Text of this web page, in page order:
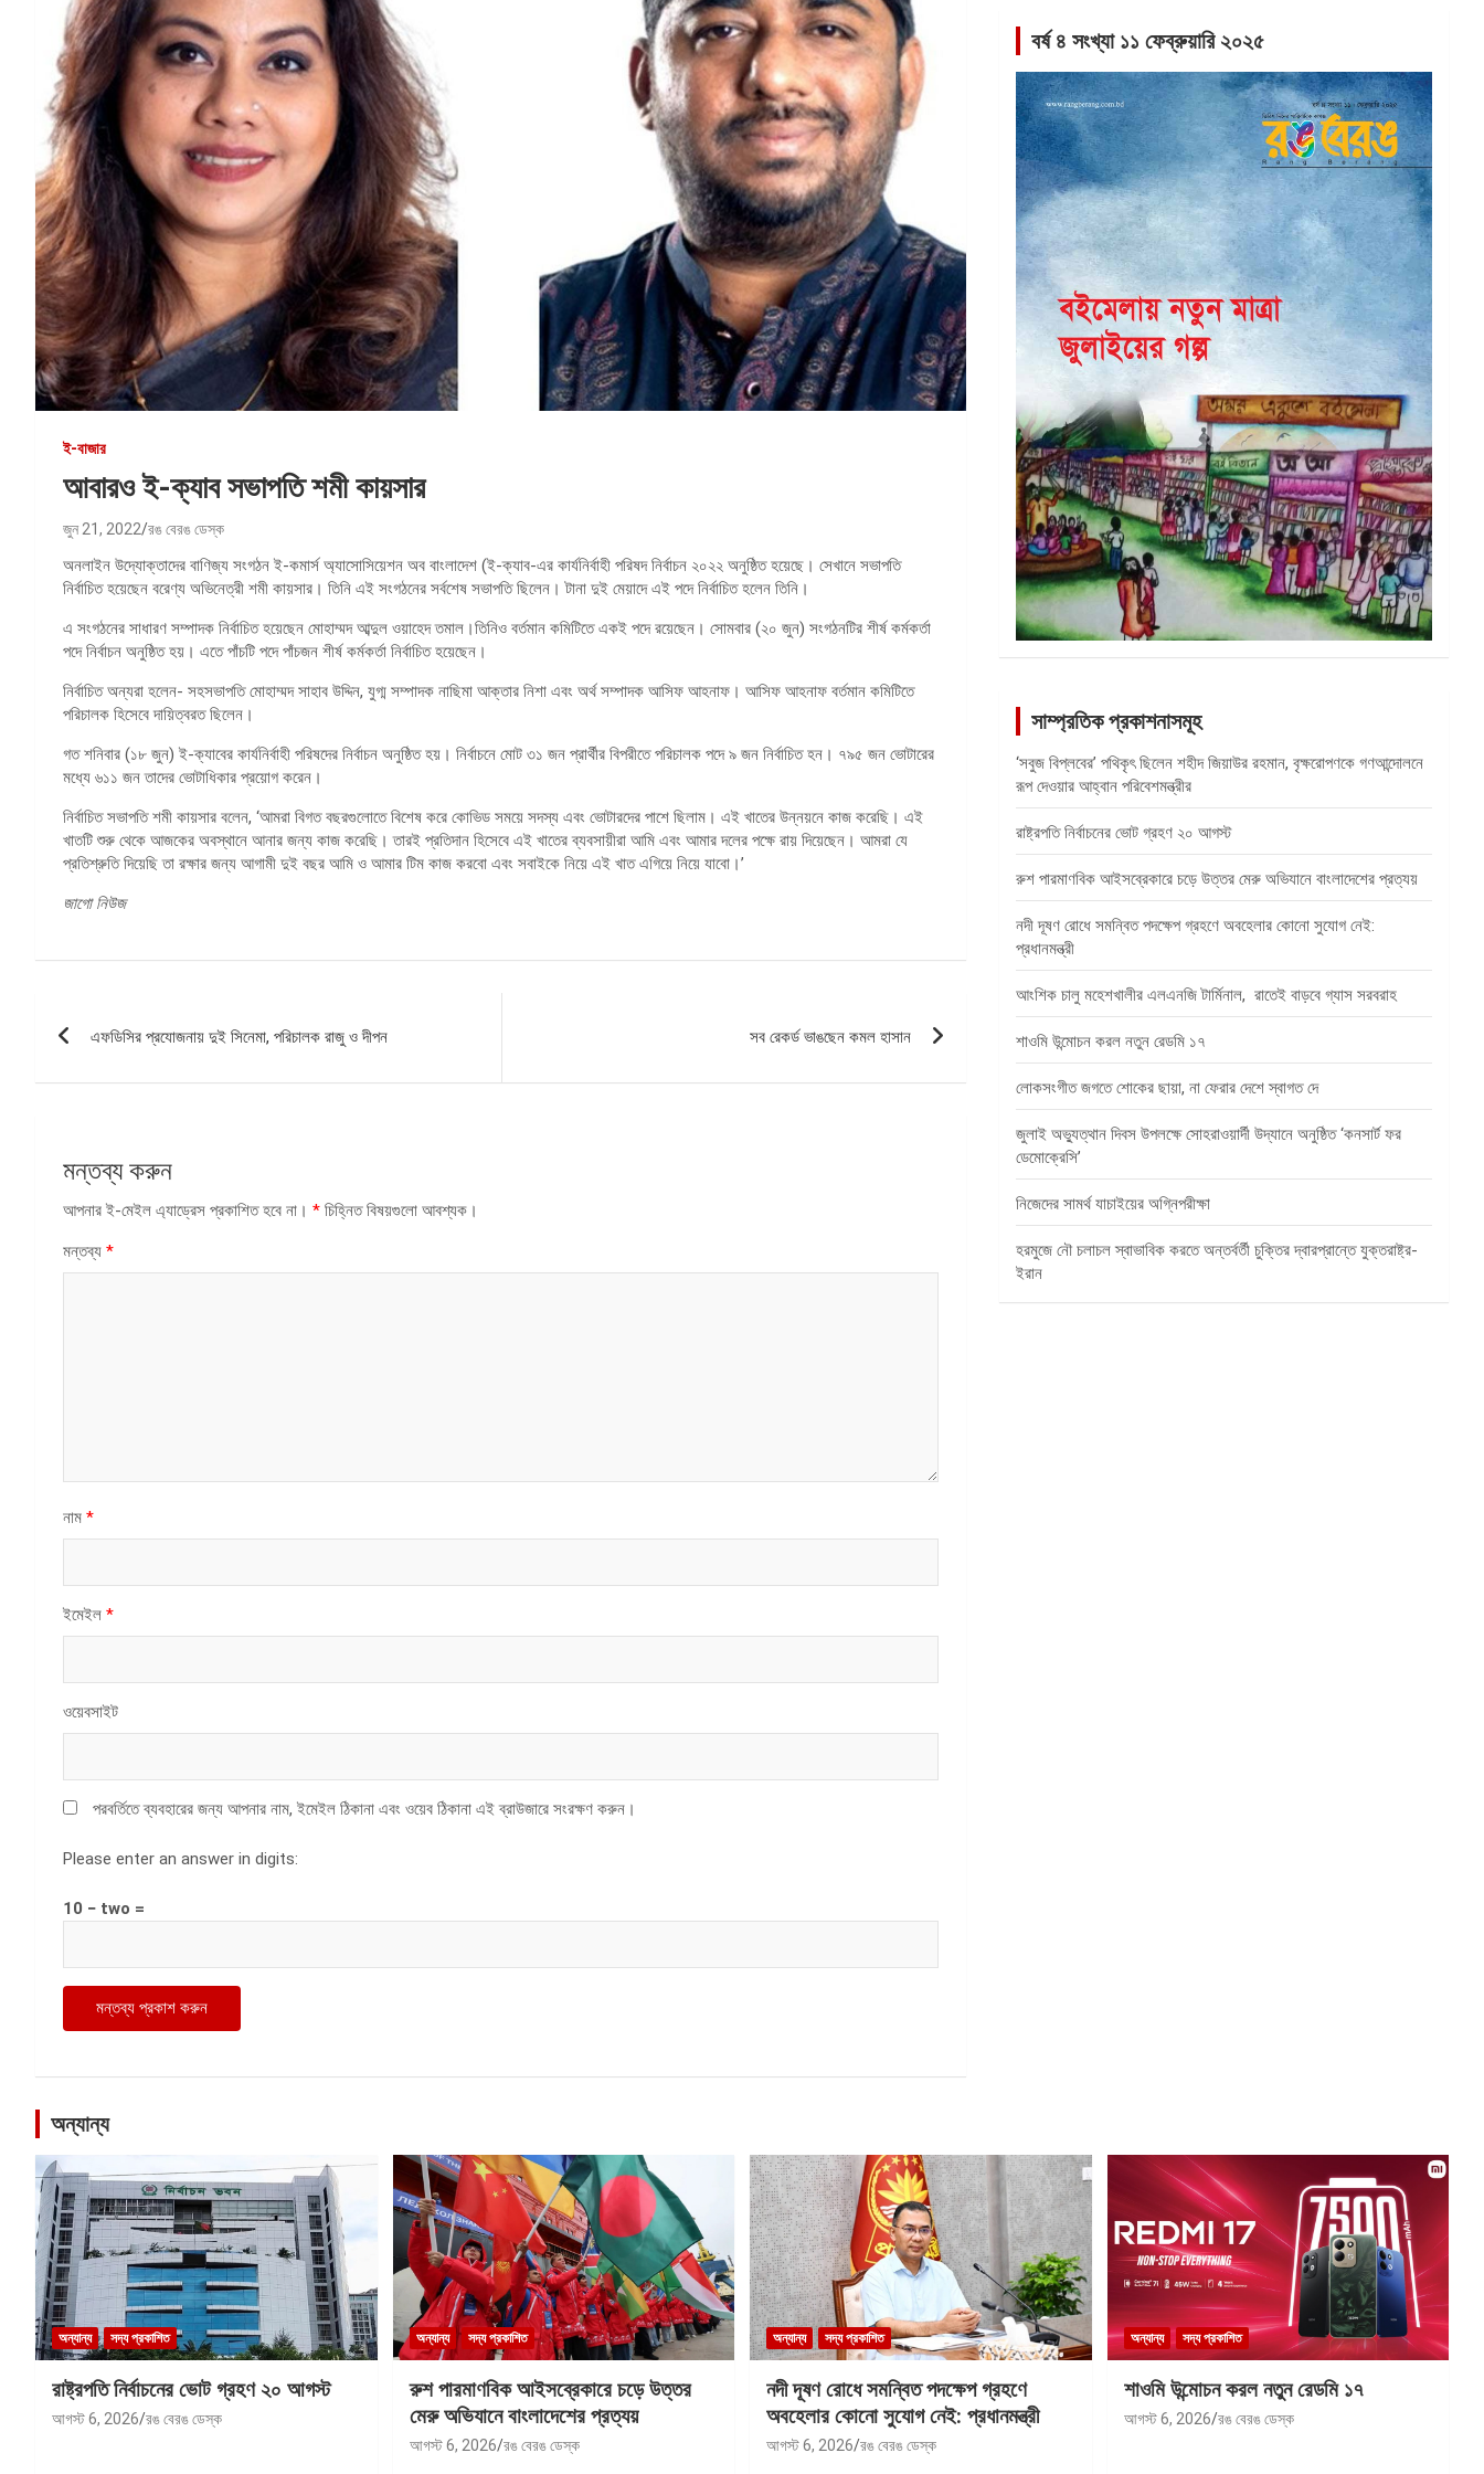
ই-বাজার
আবারও ই-ক্যাব সভাপতি শমী কায়সার
জুন 21, 2022 রঙ বেরঙ ডেস্ক
অনলাইন উদ্যোক্তাদের বাণিজ্য সংগঠন ই-কমার্স অ্যাসোসিয়েশন অব বাংলাদেশ (ই-ক্যাব-এর কার্যনির্বাহী পরিষদ নির্বাচন ২০২২ অনুষ্ঠিত হয়েছে। সেখানে সভাপতি
নির্বাচিত হয়েছেন বরেণ্য অভিনেত্রী শমী কায়সার। তিনি এই সংগঠনের সর্বশেষ সভাপতি ছিলেন। টানা দুই মেয়াদে এই পদে নির্বাচিত হলেন তিনি।
এ সংগঠনের সাধারণ সম্পাদক নির্বাচিত হয়েছেন মোহাম্মদ আব্দুল ওয়াহেদ তমাল।তিনিও বর্তমান কমিটিতে একই পদে রয়েছেন। সোমবার (২০ জুন) সংগঠনটির শীর্ষ কর্মকর্তা
পদে নির্বাচন অনুষ্ঠিত হয়। এতে পাঁচটি পদে পাঁচজন শীর্ষ কর্মকর্তা নির্বাচিত হয়েছেন।
নির্বাচিত অন্যরা হলেন- সহসভাপতি মোহাম্মদ সাহাব উদ্দিন, যুগ্ম সম্পাদক নাছিমা আক্তার নিশা এবং অর্থ সম্পাদক আসিফ আহনাফ। আসিফ আহনাফ বর্তমান কমিটিতে
পরিচালক হিসেবে দায়িত্বরত ছিলেন।
গত শনিবার (১৮ জুন) ই-ক্যাবের কার্যনির্বাহী পরিষদের নির্বাচন অনুষ্ঠিত হয়। নির্বাচনে মোট ৩১ জন প্রার্থীর বিপরীতে পরিচালক পদে ৯ জন নির্বাচিত হন। ৭৯৫ জন ভোটারের
মধ্যে ৬১১ জন তাদের ভোটাধিকার প্রয়োগ করেন।
নির্বাচিত সভাপতি শমী কায়সার বলেন, ‘আমরা বিগত বছরগুলোতে বিশেষ করে কোভিড সময়ে সদস্য এবং ভোটারদের পাশে ছিলাম। এই খাতের উন্নয়নে কাজ করেছি। এই
খাতটি শুরু থেকে আজকের অবস্থানে আনার জন্য কাজ করেছি। তারই প্রতিদান হিসেবে এই খাতের ব্যবসায়ীরা আমি এবং আমার দলের পক্ষে রায় দিয়েছেন। আমরা যে
প্রতিশ্রুতি দিয়েছি তা রক্ষার জন্য আগামী দুই বছর আমি ও আমার টিম কাজ করবো এবং সবাইকে নিয়ে এই খাত এগিয়ে নিয়ে যাবো।’
জাগো নিউজ
ন্যাভিগেশন
এফডিসির প্রযোজনায় দুই সিনেমা, পরিচালক রাজু ও দীপন সব রেকর্ড ভাঙছেন কমল হাসান
মন্তব্য করুন
আপনার ই-মেইল এ্যাড্রেস প্রকাশিত হবে না। * চিহ্নিত বিষয়গুলো আবশ্যক।
মন্তব্য *
নাম *
ইমেইল *
ওয়েবসাইট
পরবর্তিতে ব্যবহারের জন্য আপনার নাম, ইমেইল ঠিকানা এবং ওয়েব ঠিকানা এই ব্রাউজারে সংরক্ষণ করুন।
Please enter an answer in digits:
10 − two =
বর্ষ ৪ সংখ্যা ১১ ফেব্রুয়ারি ২০২৫
সাম্প্রতিক প্রকাশনাসমূহ
‘সবুজ বিপ্লবের’ পথিকৃৎ ছিলেন শহীদ জিয়াউর রহমান, বৃক্ষরোপণকে গণআন্দোলনে
রূপ দেওয়ার আহ্বান পরিবেশমন্ত্রীর
রাষ্ট্রপতি নির্বাচনের ভোট গ্রহণ ২০ আগস্ট
রুশ পারমাণবিক আইসব্রেকারে চড়ে উত্তর মেরু অভিযানে বাংলাদেশের প্রত্যয়
নদী দূষণ রোধে সমন্বিত পদক্ষেপ গ্রহণে অবহেলার কোনো সুযোগ নেই:
প্রধানমন্ত্রী
আংশিক চালু মহেশখালীর এলএনজি টার্মিনাল, রাতেই বাড়বে গ্যাস সরবরাহ
শাওমি উন্মোচন করল নতুন রেডমি ১৭
লোকসংগীত জগতে শোকের ছায়া, না ফেরার দেশে স্বাগত দে
জুলাই অভ্যুত্থান দিবস উপলক্ষে সোহরাওয়ার্দী উদ্যানে অনুষ্ঠিত ‘কনসার্ট ফর
ডেমোক্রেসি’
নিজেদের সামর্থ যাচাইয়ের অগ্নিপরীক্ষা
হরমুজে নৌ চলাচল স্বাভাবিক করতে অন্তর্বর্তী চুক্তির দ্বারপ্রান্তে যুক্তরাষ্ট্র-
ইরান
অন্যান্য
অন্যান্য সদ্য প্রকাশিত
রাষ্ট্রপতি নির্বাচনের ভোট গ্রহণ ২০ আগস্ট
আগস্ট 6, 2026 রঙ বেরঙ ডেস্ক
অন্যান্য সদ্য প্রকাশিত
রুশ পারমাণবিক আইসব্রেকারে চড়ে উত্তর
মেরু অভিযানে বাংলাদেশের প্রত্যয়
আগস্ট 6, 2026 রঙ বেরঙ ডেস্ক
অন্যান্য সদ্য প্রকাশিত
নদী দূষণ রোধে সমন্বিত পদক্ষেপ গ্রহণে
অবহেলার কোনো সুযোগ নেই: প্রধানমন্ত্রী
আগস্ট 6, 2026 রঙ বেরঙ ডেস্ক
অন্যান্য সদ্য প্রকাশিত
শাওমি উন্মোচন করল নতুন রেডমি ১৭
আগস্ট 6, 2026 রঙ বেরঙ ডেস্ক